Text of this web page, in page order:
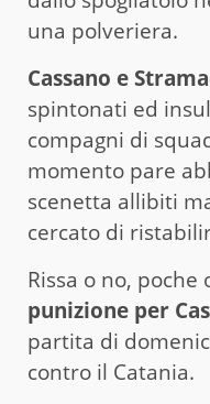
una polveriera.
Cassano e
spintonati ed
compagni di
momento pare
scenetta allibiti
cercato di
Rissa o no, poche
punizione per
partita di
contro il Catania.